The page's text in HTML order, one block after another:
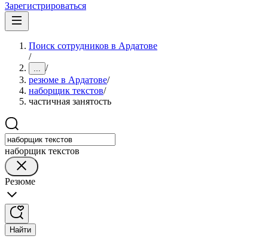
Зарегистрироваться
Поиск сотрудников в Ардатове
/
... /
резюме в Ардатове/
наборщик текстов/
частичная занятость
наборщик текстов
Резюме
Найти